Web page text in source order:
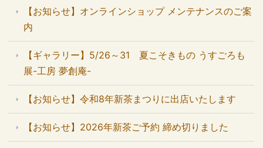
【お知らせ】オンラインショップ メンテナンスのご案
内
【ギャラリー】5/26～31 夏こそきもの うすごろも
展-工房 夢創庵-
【お知らせ】令和8年新茶まつりに出店いたします
【お知らせ】2026年新茶ご予約 締め切りました